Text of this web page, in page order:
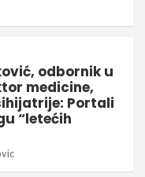
odbornik u
medicine,
Portali
“letećih